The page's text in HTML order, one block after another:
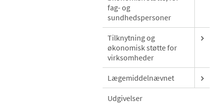
fag- og
sundhedspersoner
Tilknytning og
økonomisk støtte for
virksomheder
Lægemiddelnævnet
Udgivelser